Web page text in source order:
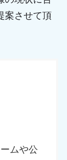
案させて頂
ムや公